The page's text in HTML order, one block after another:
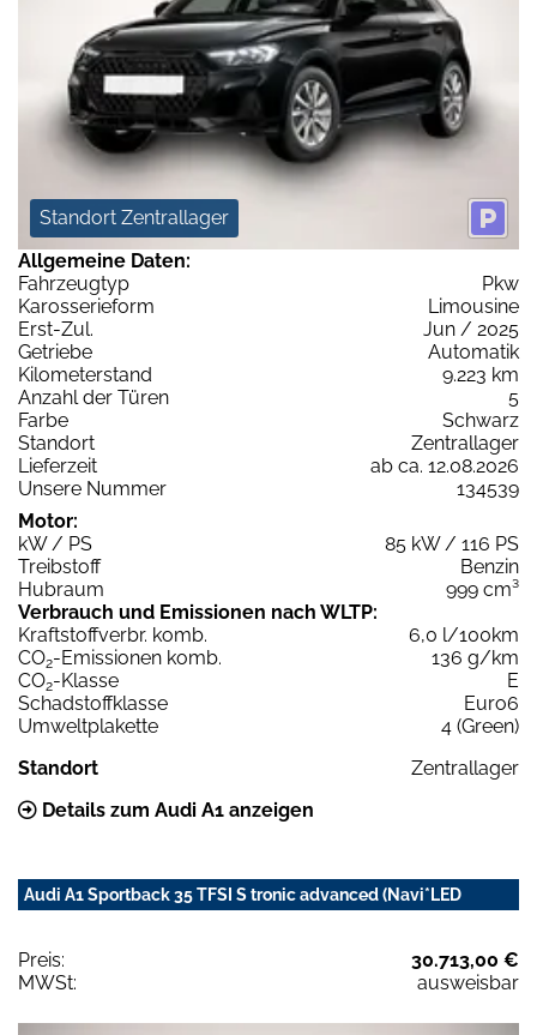
Standort Zentrallager
Allgemeine Daten:
Fahrzeugtyp
Pkw
Karosserieform
Limousine
Erst-Zul.
Jun / 2025
Getriebe
Automatik
Kilometerstand
9.223 km
Anzahl der Türen
5
Farbe
Schwarz
Standort
Zentrallager
Lieferzeit
ab ca. 12.08.2026
Unsere Nummer
134539
Motor:
kW / PS
85 kW / 116 PS
Treibstoff
Benzin
Hubraum
999 cm³
Verbrauch und Emissionen nach WLTP:
Kraftstoffverbr. komb.
6,0 l/100km
CO2-Emissionen komb.
136 g/km
CO2-Klasse
E
Schadstoffklasse
Euro6
Umweltplakette
4 (Green)
Standort
Zentrallager
Details zum Audi A1 anzeigen
Audi A1 Sportback 35 TFSI S tronic advanced (Navi*LED
Preis:
30.713,00 €
MWSt:
ausweisbar